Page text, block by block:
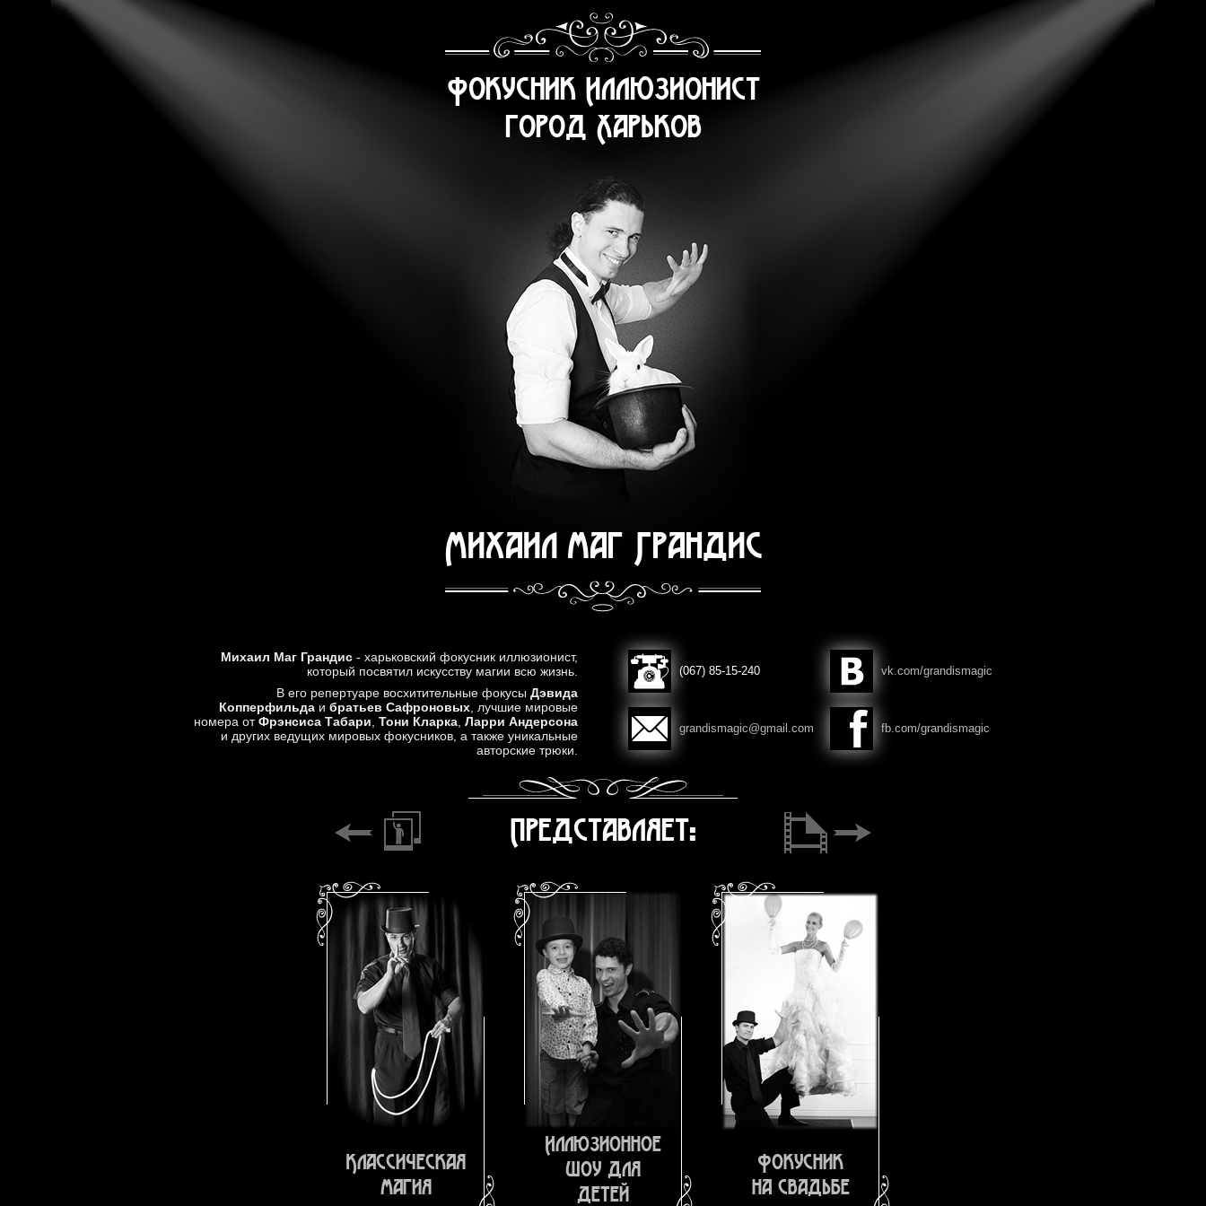
Фокусник Иллюзионист
город Харьков
Михаил маг Грандис
Михаил Маг Грандис - харьковский фокусник иллюзионист,
который посвятил искусству магии всю жизнь.
В его репертуаре восхитительные фокусы Дэвида
Копперфильда и братьев Сафроновых , лучшие мировые
номера отФрэнсиса Табари Тони Кларка Ларри Андерсона
и других ведущих мировых фокусников, а также уникальные
авторские трюки.
(067) 85-15-240 vk.com/grandismagic
grandismagic@gmail.com fb.com/grandismagic
Представляет:
Классическая
магия
Иллюзионное
шоу для
детей
Фокусник
на свадьбе